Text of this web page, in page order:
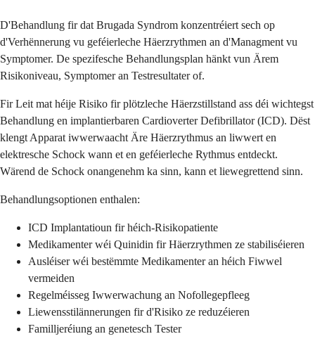
D'Behandlung fir dat Brugada Syndrom konzentréiert sech op
d'Verhënnerung vu geféierleche Häerzrythmen an d'Managment vu
Symptomer. De spezifesche Behandlungsplan hänkt vun Ärem
Risikoniveau, Symptomer an Testresultater of.
Fir Leit mat héije Risiko fir plötzleche Häerzstillstand ass déi wichtegst
Behandlung en implantierbaren Cardioverter Defibrillator (ICD). Dëst
klengt Apparat iwwerwaacht Äre Häerzrythmus an liwwert en
elektresche Schock wann et en geféierleche Rythmus entdeckt.
Wärend de Schock onangenehm ka sinn, kann et liewegrettend sinn.
Behandlungsoptionen enthalen:
ICD Implantatioun fir héich-Risikopatiente
Medikamenter wéi Quinidin fir Häerzrythmen ze stabiliséieren
Ausléiser wéi bestëmmte Medikamenter an héich Fiwwel
vermeiden
Regelméisseg Iwwerwachung an Nofollegepfleeg
Liewensstilännerungen fir d'Risiko ze reduzéieren
Familljeréiung an genetesch Tester